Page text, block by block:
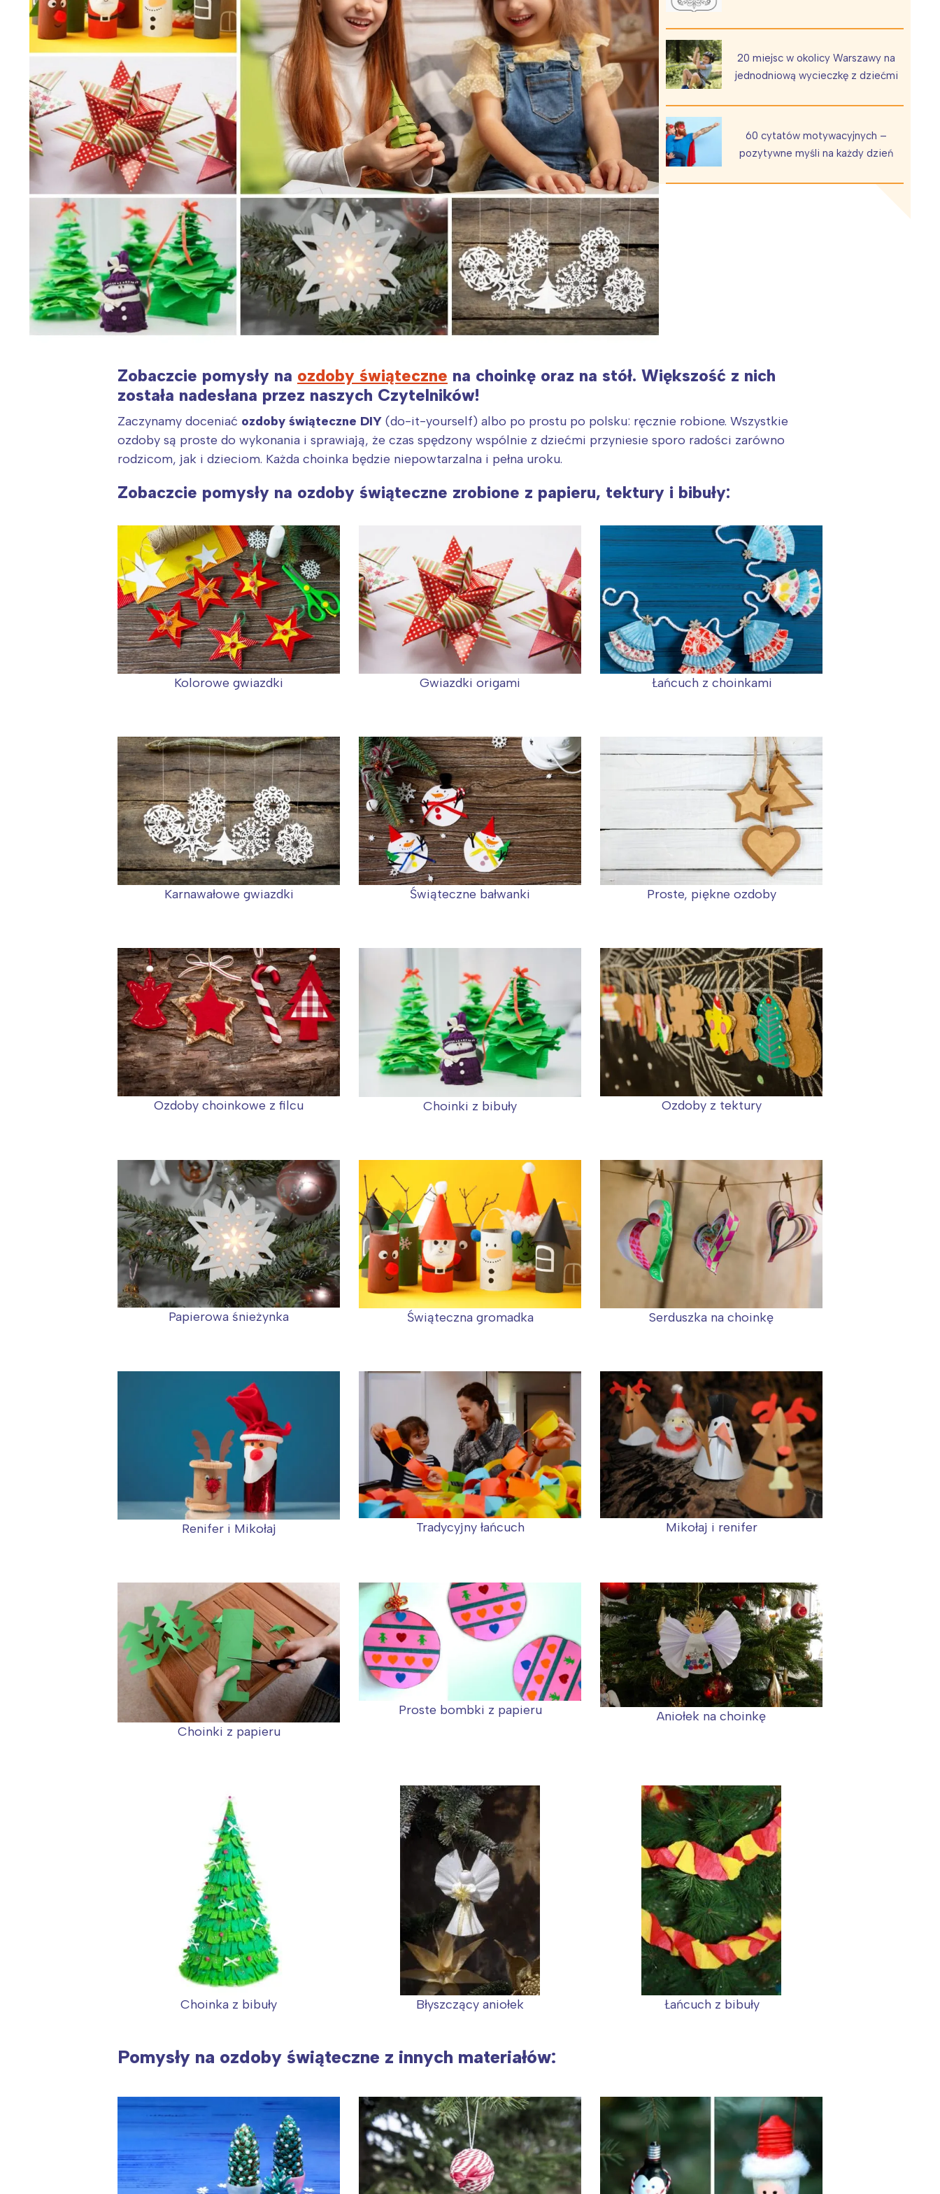
Wiosenny koncert ptaków na płocie Kwitnąca wiśnia i jej płatki Pszczoła i kwitnący ul Wiewiórka na kwitnącym polu
20 miejsc w okolicy Warszawy na
jednodniową wycieczkę z dziećmi
60 cytatów motywacyjnych –
pozytywne myśli na każdy dzień
Zobaczcie pomysły na ozdoby świąteczne na choinkę oraz na stół. Większość z nich
została nadesłana przez naszych Czytelników!
Zaczynamy doceniać ozdoby świąteczne DIY (do-it-yourself) albo po prostu po polsku: ręcznie robione. Wszystkie
ozdoby są proste do wykonania i sprawiają, że czas spędzony wspólnie z dziećmi przyniesie sporo radości zarówno
rodzicom, jak i dzieciom. Każda choinka będzie niepowtarzalna i pełna uroku.
Zobaczcie pomysły na ozdoby świąteczne zrobione z papieru, tektury i bibuły:
Kolorowe gwiazdki Gwiazdki origami Łańcuch z choinkami
Karnawałowe gwiazdki Świąteczne bałwanki Proste, piękne ozdoby
Ozdoby choinkowe z filcu Choinki z bibuły Ozdoby z tektury
Papierowa śnieżynka Świąteczna gromadka Serduszka na choinkę
Renifer i Mikołaj Tradycyjny łańcuch Mikołaj i renifer
Choinki z papieru
Proste bombki z papieru Aniołek na choinkę
Choinka z bibuły Błyszczący aniołek Łańcuch z bibuły
Pomysły na ozdoby świąteczne z innych materiałów:
Interesują mnie wydarzenia z tego regionu:
Warszawa
Łódź
Trójmiasto
Poznań
Wrocław
Śląsk
Kraków
Południe
Północ
Wszystkie